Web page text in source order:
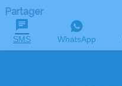
Partager
SMS WhatsApp